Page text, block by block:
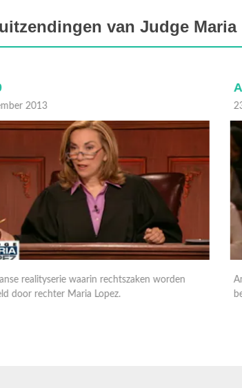
van Judge Maria
waarin rechtszaken worden
rechter Maria Lopez.
Afl. 78
23